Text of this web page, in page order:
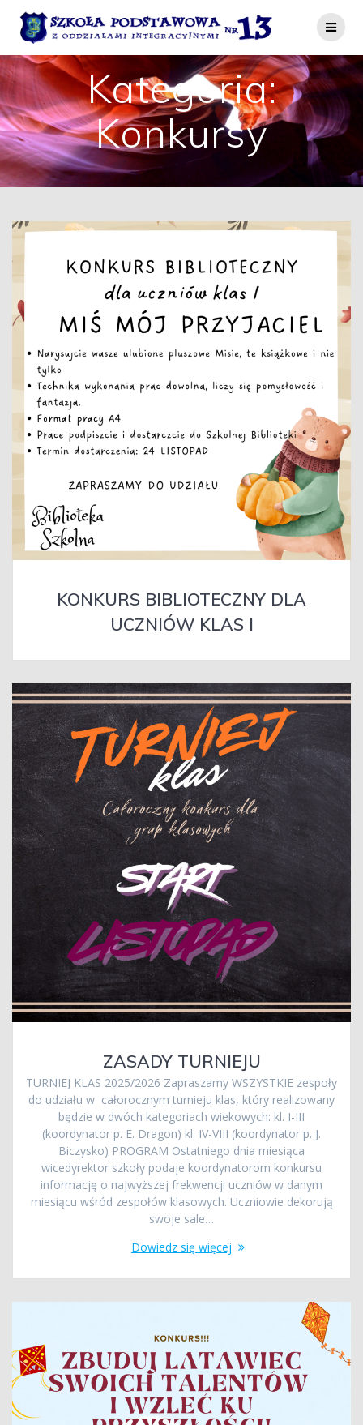
do
treści
Kategoria:
Konkursy
KONKURS BIBLIOTECZNY DLA
UCZNIÓW KLAS I
ZASADY TURNIEJU
TURNIEJ KLAS 2025/2026 Zapraszamy WSZYSTKIE zespoły
do udziału w całorocznym turnieju klas, który realizowany
będzie w dwóch kategoriach wiekowych: kl. I-III
(koordynator p. E. Dragon) kl. IV-VIII (koordynator p. J.
Biczysko) PROGRAM Ostatniego dnia miesiąca
wicedyrektor szkoły podaje koordynatorom konkursu
informację o najwyższej frekwencji uczniów w danym
miesiącu wśród zespołów klasowych. Uczniowie dekorują
swoje sale…
Dowiedz się więcej